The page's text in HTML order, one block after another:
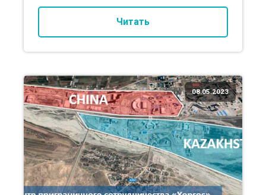
Читать
08.05.2023